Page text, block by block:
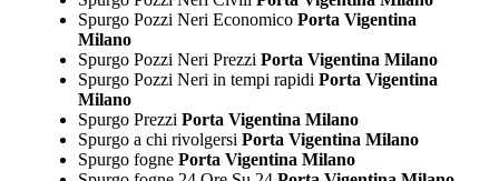
Spurgo Pozzi Neri EconomicoPorta Vigentina
Milano
Spurgo Pozzi Neri Prezzi Porta Vigentina Milano
Spurgo Pozzi Neri in tempi rapidi Porta Vigentina
Milano
Spurgo Prezzi Porta Vigentina Milano
Spurgo a chi rivolgersi Porta Vigentina Milano
Spurgo fognePorta Vigentina Milano